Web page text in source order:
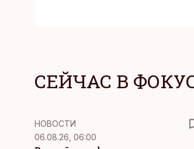
СЕЙЧАС В
НОВОСТИ
06.08.26, 06:00